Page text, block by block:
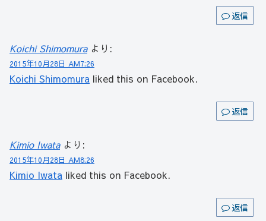
返信
Koichi Shimomura より:
2015年10月28日 AM7:26
Koichi Shimomura liked this on Facebook.
返信
Kimio Iwata より:
2015年10月28日 AM8:26
Kimio Iwata liked this on Facebook.
返信